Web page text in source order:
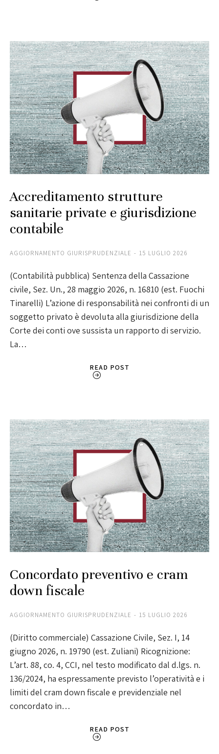
Accreditamento strutture
sanitarie private e giurisdizione
contabile
AGGIORNAMENTO GIURISPRUDENZIALE 15 LUGLIO 2026
(Contabilità pubblica) Sentenza della Cassazione
civile, Sez. Un., 28 maggio 2026, n. 16810 (est. Fuochi
Tinarelli) L’azione di responsabilità nei confronti di un
soggetto privato è devoluta alla giurisdizione della
Corte dei conti ove sussista un rapporto di servizio.
La…
READ POST
Concordato preventivo e cram
down fiscale
AGGIORNAMENTO GIURISPRUDENZIALE 15 LUGLIO 2026
(Diritto commerciale) Cassazione Civile, Sez. I, 14
giugno 2026, n. 19790 (est. Zuliani) Ricognizione:
L’art. 88, co. 4, CCI, nel testo modificato dal d.lgs. n.
136/2024, ha espressamente previsto l’operatività e i
limiti del cram down fiscale e previdenziale nel
concordato in…
READ POST